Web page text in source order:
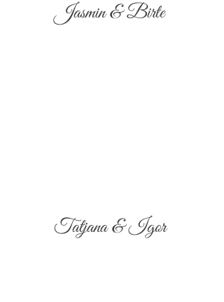
Jasmin & Birte
Tatjana & Igor